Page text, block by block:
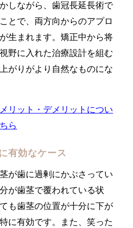
しながら、歯冠長延長術で
とで、両方向からのアプロ
生まれます。矯正中から将
野に入れた治療設計を組む
がりがより自然なものにな
リット・デメリットについ
ら
有効なケース
が歯に過剰にかぶさってい
が歯茎で覆われている状
も歯茎の位置が十分に下が
に有効です。また、笑った